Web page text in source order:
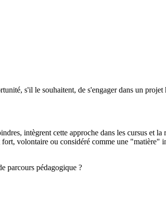
s'il le souhaitent, de s'engager dans un
intègrent cette approche dans les cursus et
volontaire ou considéré comme une "matière"
parcours pédagogique ?